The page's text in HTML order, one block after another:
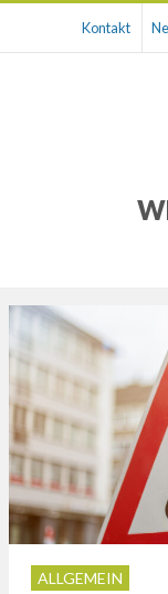
Kontakt
ALLGEMEIN